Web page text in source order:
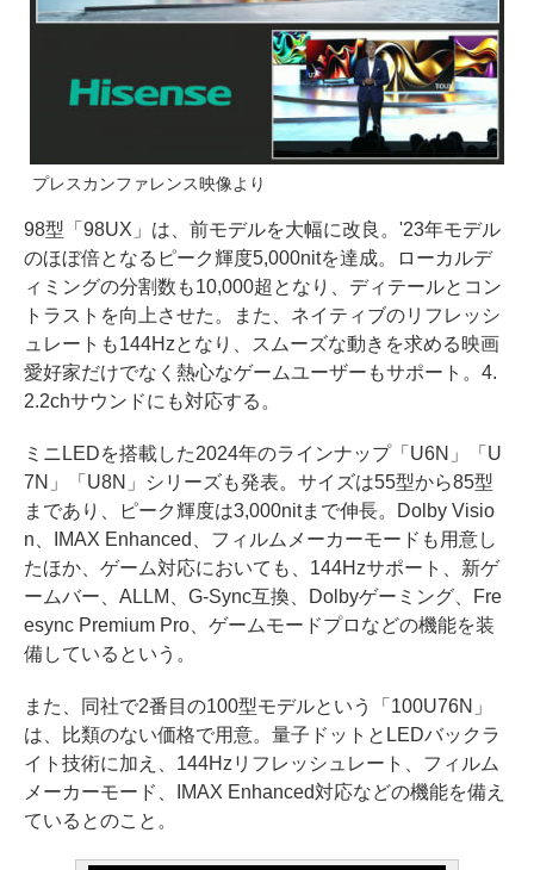
プレスカンファレンス映像より
98型「98UX」は、前モデルを大幅に改良。'23年モデル
のほぼ倍となるピーク輝度5,000nitを達成。ローカルデ
ィミングの分割数も10,000超となり、ディテールとコン
トラストを向上させた。また、ネイティブのリフレッシ
ュレートも144Hzとなり、スムーズな動きを求める映画
愛好家だけでなく熱心なゲームユーザーもサポート。4.
2.2chサウンドにも対応する。
ミニLEDを搭載した2024年のラインナップ「U6N」「U
7N」「U8N」シリーズも発表。サイズは55型から85型
まであり、ピーク輝度は3,000nitまで伸長。Dolby Visio
n、IMAX Enhanced、フィルムメーカーモードも用意し
たほか、ゲーム対応においても、144Hzサポート、新ゲ
ームバー、ALLM、G-Sync互換、Dolbyゲーミング、Fre
esync Premium Pro、ゲームモードプロなどの機能を装
備しているという。
また、同社で2番目の100型モデルという「100U76N」
は、比類のない価格で用意。量子ドットとLEDバックラ
イト技術に加え、144Hzリフレッシュレート、フィルム
メーカーモード、IMAX Enhanced対応などの機能を備え
ているとのこと。